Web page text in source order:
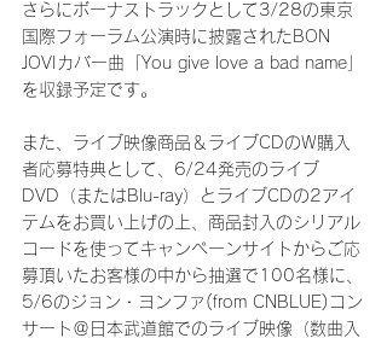
さらにボーナストラックとして3/28の東京
国際フォーラム公演時に披露されたBON
JOVIカバー曲「You give love a bad name」
を収録予定です。
また、ライブ映像商品＆ライブCDのW購入
者応募特典として、6/24発売のライブ
DVD（またはBlu-ray）とライブCDの2アイ
テムをお買い上げの上、商品封入のシリアル
コードを使ってキャンペーンサイトからご応
募頂いたお客様の中から抽選で100名様に、
5/6のジョン・ヨンファ(from CNBLUE)コン
サート＠日本武道館でのライブ映像（数曲入